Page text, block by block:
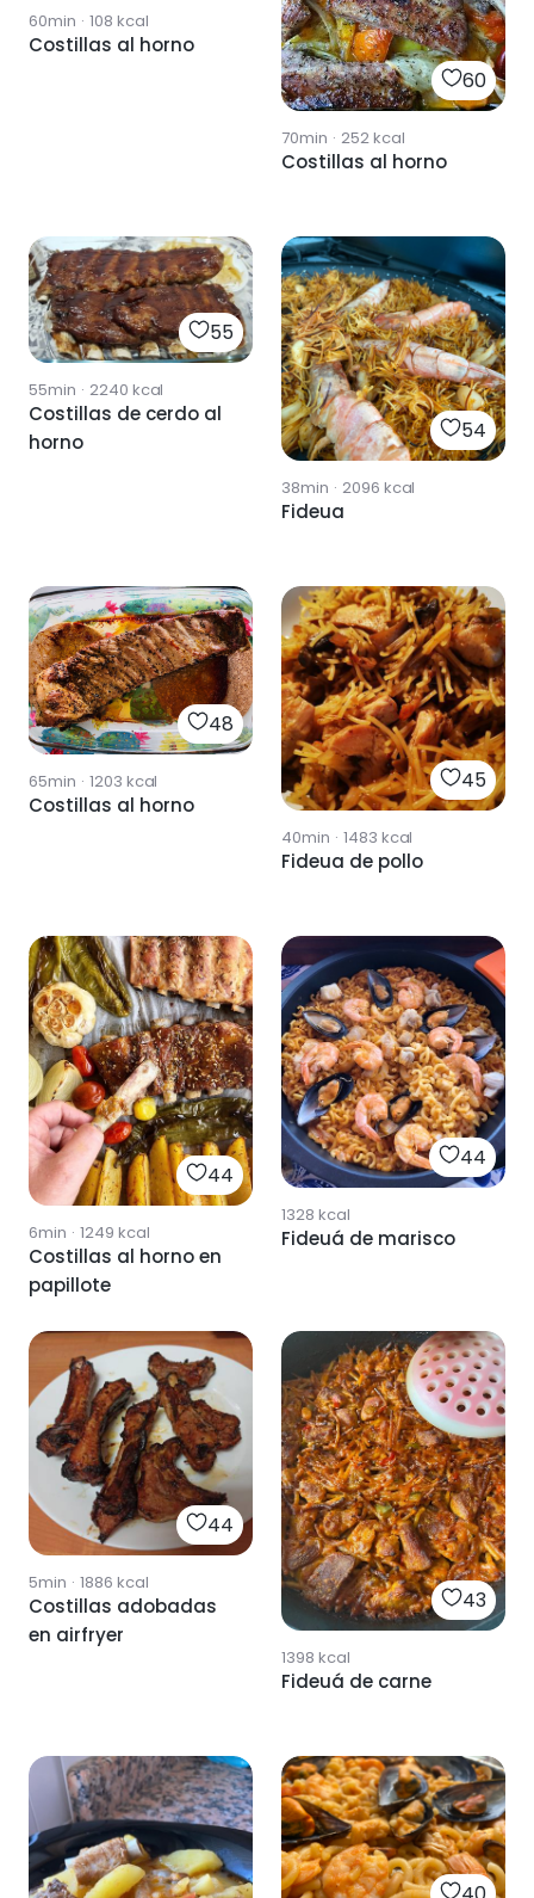
60min · 108 kcal
Costillas al horno
60
70min · 252kcal
Costillas al horno
55
55min · 2240 kcal
Costillas de cerdo al
horno
54
38min · 2096 kcal
Fideua
48
65min · 1203 kcal
Costillas al horno
45
40min · 1483 kcal
Fideua de pollo
44
6min · 1249 kcal
Costillas al horno en
papillote
44
1328 kcal
Fideuá de marisco
44
5min · 1886 kcal
Costillas adobadas
en airfryer
43
1398 kcal
Fideuá de carne